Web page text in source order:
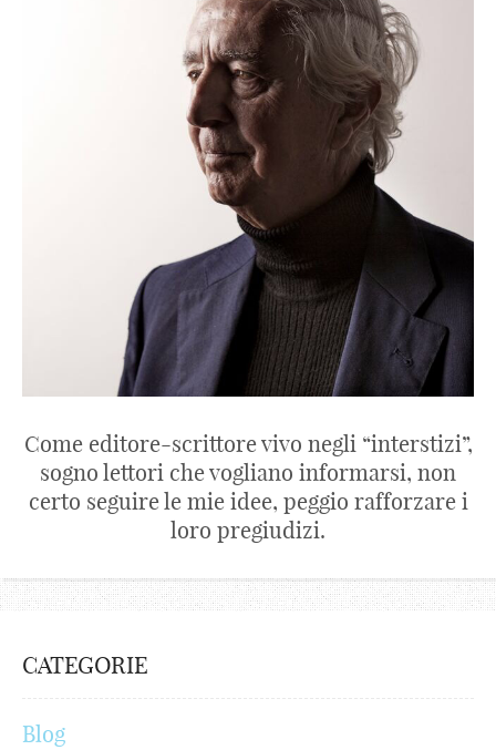
Come editore-scrittore vivo negli “interstizi”,
sogno lettori che vogliano informarsi, non
certo seguire le mie idee, peggio rafforzare i
loro pregiudizi.
CATEGORIE
Blog